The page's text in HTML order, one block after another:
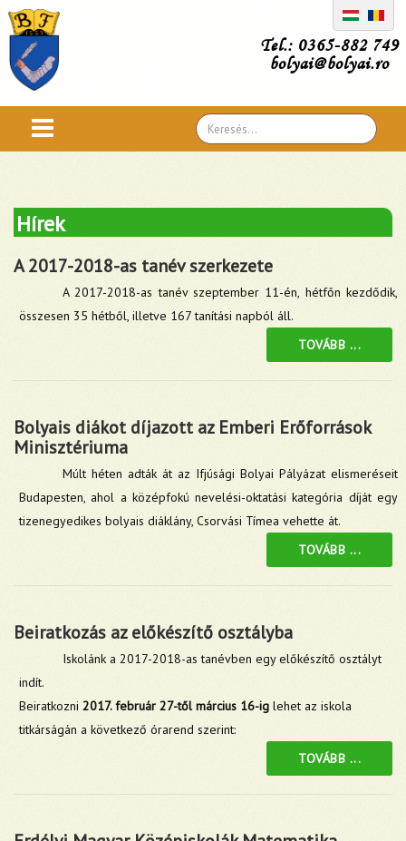
Tel.: 0365-882 749
bolyai@bolyai.ro
Search
...
Hírek
A 2017-2018-as tanév szerkezete
A 2017-2018-as tanév szeptember 11-én, hétfőn kezdődik,
összesen 35 hétből, illetve 167 tanítási napból áll.
TOVÁBB ...
Bolyais diákot díjazott az Emberi Erőforrások
Minisztériuma
Múlt héten adták át az Ifjúsági Bolyai Pályázat elismeréseit
Budapesten, ahol a középfokú nevelési-oktatási kategória díját egy
tizenegyedikes bolyais diáklány, Csorvási Tímea vehette át.
TOVÁBB ...
Beiratkozás az előkészítő osztályba
Iskolánk a 2017-2018-as tanévben egy előkészítő osztályt
indít.
Beiratkozni 2017. február 27-től március 16-ig lehet az iskola
titkárságán a következő órarend szerint:
TOVÁBB ...